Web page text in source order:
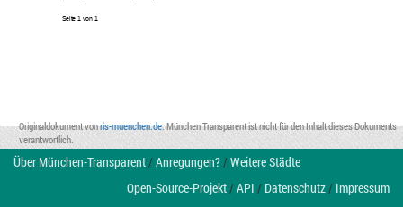
Seite 1 von 1
Originaldokument vonris-muenchen.de. München Transparent ist nicht für den Inhalt dieses Dokuments
verantwortlich.
Über München-Transparent/Anregungen?/Weitere Städte
Open-Source-Projekt/API / Datenschutz/ Impressum